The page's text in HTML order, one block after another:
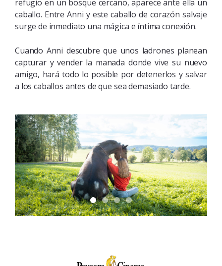
refugio en un bosque cercano, aparece ante ella un
caballo. Entre Anni y este caballo de corazón salvaje
surge de inmediato una mágica e íntima conexión.
Cuando Anni descubre que unos ladrones planean
capturar y vender la manada donde vive su nuevo
amigo, hará todo lo posible por detenerlos y salvar
a los caballos antes de que sea demasiado tarde.